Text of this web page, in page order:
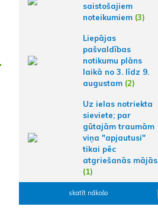
saistošajiem
noteikumiem (3)
Liepājas
pašvaldības
notikumu plāns
laikā no 3. līdz 9.
augustam (2)
Uz ielas notriekta
sieviete; par
gūtajām traumām
viņa "apjautusi"
tikai pēc
atgriešanās mājās
(1)
skatīt nākošo